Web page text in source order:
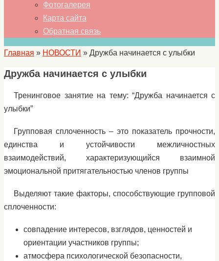
Фотогалерея
Карта сайта
Обратная связь
Главная » НОВОСТИ » Дружба начинается с улыбки
Дружба начинается с улыбки
Тренинговое занятие на тему: “Дружба начинается с
улыбки”
Групповая сплоченность – это показатель прочности,
единства и устойчивости межличностных
взаимодействий, характеризующийся взаимной
эмоциональной притягательностью членов группы
Выделяют такие факторы, способствующие групповой
сплоченности:
совпадение интересов, взглядов, ценностей и
ориентации участников группы;
атмосфера психологической безопасности,